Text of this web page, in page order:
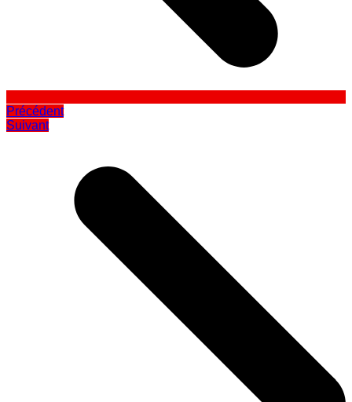
Précédent
Suivant